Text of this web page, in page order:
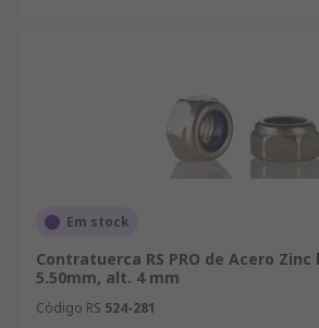
Em stock
Contratuerca RS PRO de Acero
5.50mm, alt. 4 mm
Código RS 524-281